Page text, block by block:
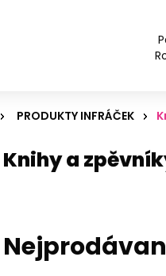
PRODUKTY INFRÁČEK
Knihy a